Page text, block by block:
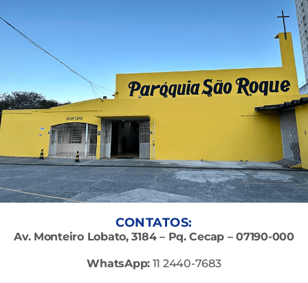
CONTATOS:
Av. Monteiro Lobato, 3184 – Pq. Cecap – 07190-000
WhatsApp: 11 2440-7683